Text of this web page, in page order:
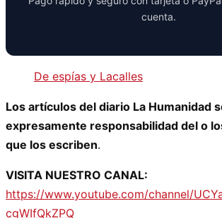
cuenta.
De espías y Lacalles
Los artículos del diario La Humanidad
expresamente responsabilidad del o
que los escriben.
VISITA NUESTRO CANAL:
https://www.youtube.com/channel/
cgWIfQkZPQ